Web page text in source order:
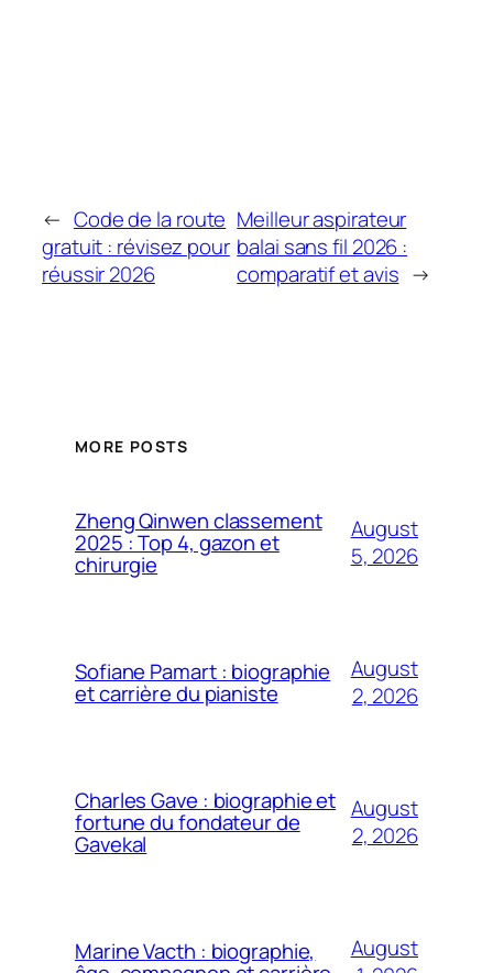
← Code de la route
gratuit : révisez pour
réussir 2026
Meilleur aspirateur
balai sans fil 2026 :
comparatif et avis →
MORE POSTS
Zheng Qinwen classement
2025 : Top 4, gazon et
chirurgie
August
5, 2026
Sofiane Pamart : biographie
et carrière du pianiste
August
2, 2026
Charles Gave : biographie et
fortune du fondateur de
Gavekal
August
2, 2026
Marine Vacth : biographie,
August